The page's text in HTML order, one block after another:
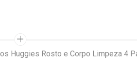
Huggies Rosto e Corpo Limpeza 4